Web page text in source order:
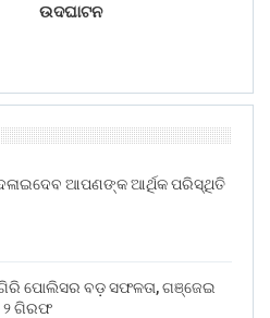
ଉଦଘାଟନ
ଆପଣଙ୍କ ଆର୍ଥିକ ପରିସ୍ଥିତି
ପୋଲିସର ବଡ଼ ସଫଳତା, ଗଞ୍ଜେଇ
୨ ଗିରଫ